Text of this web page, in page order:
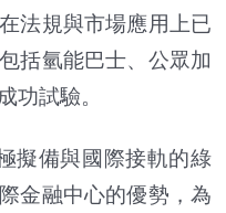
法規與市場應用上已
括氫能巴士、公眾加
功試驗。
擬備與國際接軌的綠
金融中心的優勢，為